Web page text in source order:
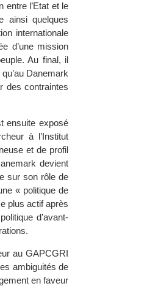
entre l’Etat et le
ainsi quelques
internationale
d’une mission
Au final, il
Danemark
des contraintes
ensuite exposé
à l’Institut
et de profil
devient
sur son rôle de
« politique de
plus actif après
d’avant-
au GAPCGRI
ambiguités de
en faveur